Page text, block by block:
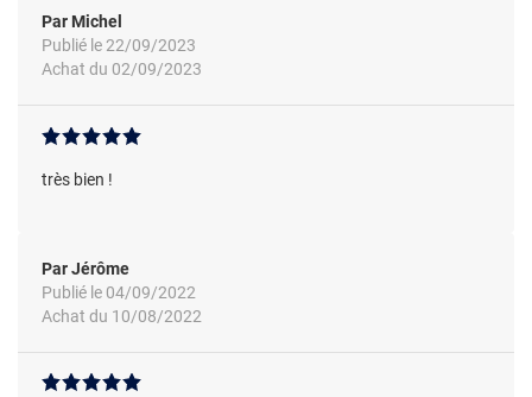
Par Michel
Publié le 22/09/2023
Achat du 02/09/2023
très bien !
Par Jérôme
Publié le 04/09/2022
Achat du 10/08/2022